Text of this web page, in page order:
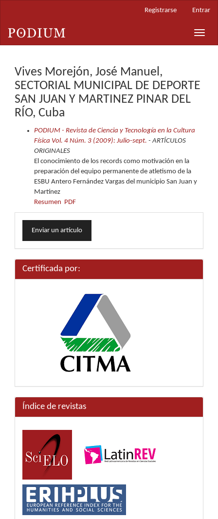
principal
Barra
Registrarse Entrar
Toggle
Vives Morejón, José Manuel,
SECTORIAL MUNICIPAL DE DEPORTE
SAN JUAN Y MARTINEZ PINAR DEL
RÍO, Cuba
PODIUM - Revista de Ciencia y Tecnología en la Cultura
Física Vol. 4 Núm. 3 (2009): Julio-sept. - ARTÍCULOS
ORIGINALES
El conocimiento de los records como motivación en la
preparación del equipo permanente de atletismo de la
ESBU Antero Fernández Vargas del municipio San Juan y
Martínez
Resumen PDF
Enviar
unEnviar un artículo
Certificada por:
Índice de revistas